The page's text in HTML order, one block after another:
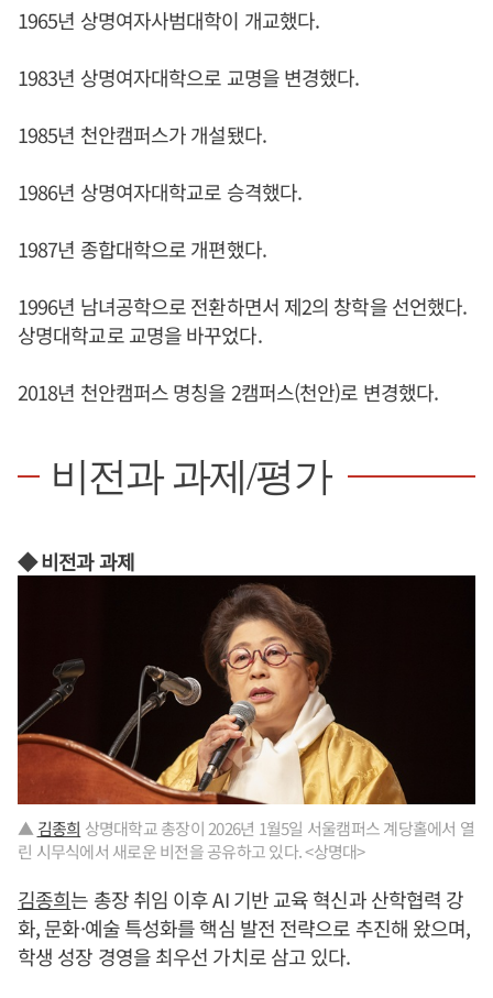
1965년 상명여자사범대학이 개교했다.
1983년 상명여자대학으로 교명을 변경했다.
1985년 천안캠퍼스가 개설됐다.
1986년 상명여자대학교로 승격했다.
1987년 종합대학으로 개편했다.
1996년 남녀공학으로 전환하면서 제2의 창학을 선언했다.
상명대학교로 교명을 바꾸었다.
2018년 천안캠퍼스 명칭을 2캠퍼스(천안)로 변경했다.
비전과 과제/평가
◆ 비전과 과제
▲ 김종희 상명대학교 총장이 2026년 1월5일 서울캠퍼스 계당홀에서 열
린 시무식에서 새로운 비전을 공유하고 있다. <상명대>
김종희는 총장 취임 이후 AI 기반 교육 혁신과 산학협력 강
화, 문화·예술 특성화를 핵심 발전 전략으로 추진해 왔으며,
학생 성장 경영을 최우선 가치로 삼고 있다.